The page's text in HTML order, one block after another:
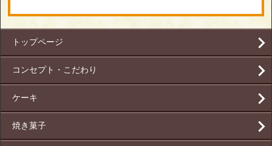
トップページ
コンセプト・こだわり
ケーキ
焼き菓子